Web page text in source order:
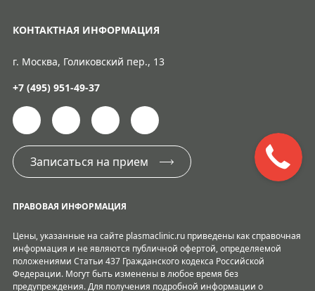
КОНТАКТНАЯ ИНФОРМАЦИЯ
г. Москва, Голиковский пер., 13
+7 (495) 951-49-37
Записаться на прием
ПРАВОВАЯ ИНФОРМАЦИЯ
Цены, указанные на сайте plasmaclinic.ru приведены как справочная
информация и не являются публичной офертой, определяемой
положениями Статьи 437 Гражданского кодекса Российской
Федерации. Могут быть изменены в любое время без
предупреждения. Для получения подробной информации о